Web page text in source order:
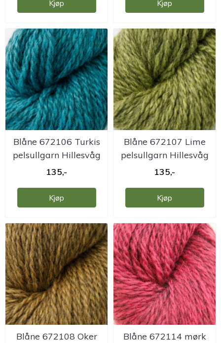
Kjøp Kjøp
Blåne 672106 Turkis
pelsullgarn Hillesvåg
135,-
Kjøp
Blåne 672107 Lime
pelsullgarn Hillesvåg
135,-
Kjøp
Blåne 672108 Oker
Blåne 672114 mørk